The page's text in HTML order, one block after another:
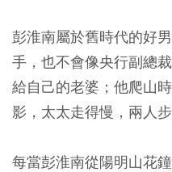
彭淮南屬於舊時代的好
手，也不會像央行副總
給自己的老婆；他爬山
影，太太走得慢，兩人
每當彭淮南從陽明山花